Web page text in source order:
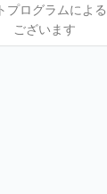
プログラムによ
ございます